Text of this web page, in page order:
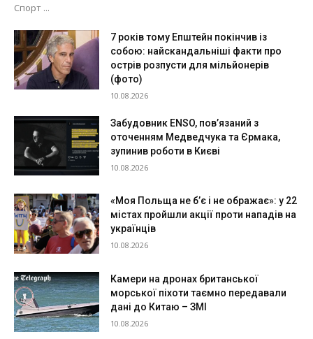
Спорт ...
7 років тому Епштейн покінчив із
собою: найскандальніші факти про
острів розпусти для мільйонерів
(фото)
10.08.2026
Забудовник ENSO, пов’язаний з
оточенням Медведчука та Єрмака,
зупинив роботи в Києві
10.08.2026
«Моя Польща не б’є і не ображає»: у 22
містах пройшли акції проти нападів на
українців
10.08.2026
Камери на дронах британської
морської піхоти таємно передавали
дані до Китаю – ЗМІ
10.08.2026